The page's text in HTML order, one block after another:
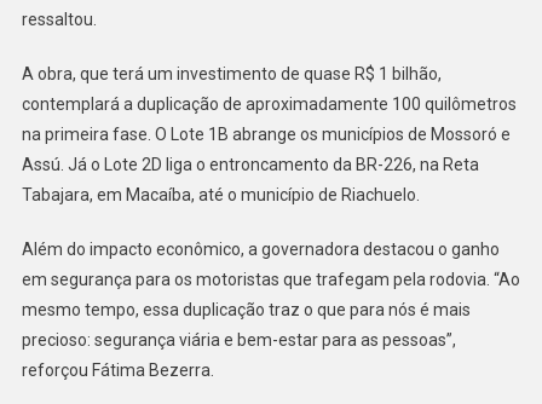
ressaltou.
A obra, que terá um investimento de quase R$ 1 bilhão,
contemplará a duplicação de aproximadamente 100 quilômetros
na primeira fase. O Lote 1B abrange os municípios de Mossoró e
Assú. Já o Lote 2D liga o entroncamento da BR-226, na Reta
Tabajara, em Macaíba, até o município de Riachuelo.
Além do impacto econômico, a governadora destacou o ganho
em segurança para os motoristas que trafegam pela rodovia. “Ao
mesmo tempo, essa duplicação traz o que para nós é mais
precioso: segurança viária e bem-estar para as pessoas”,
reforçou Fátima Bezerra.